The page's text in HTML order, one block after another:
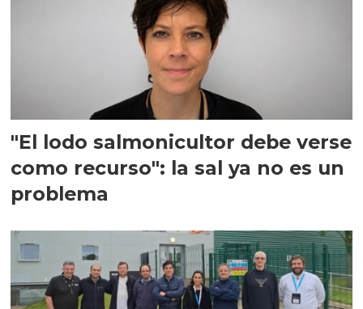
"El lodo salmonicultor debe verse
como recurso": la sal ya no es un
problema